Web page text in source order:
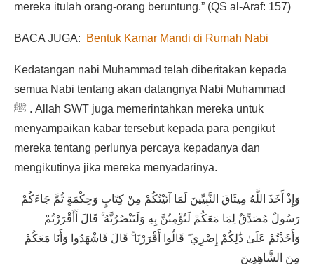
mereka itulah orang-orang beruntung.” (QS al-Araf: 157)
BACA JUGA: Bentuk Kamar Mandi di Rumah Nabi
Kedatangan nabi Muhammad telah diberitakan kepada
semua Nabi tentang akan datangnya Nabi Muhammad
ﷺ . Allah SWT juga memerintahkan mereka untuk
menyampaikan kabar tersebut kepada para pengikut
mereka tentang perlunya percaya kepadanya dan
mengikutinya jika mereka menyadarinya.
وَإِذْ أَخَذَ اللَّهُ مِيثَاقَ النَّبِيِّينَ لَمَا آتَيْتُكُمْ مِنْ كِتَابٍ وَحِكْمَةٍ ثُمَّ جَاءَكُمْ
رَسُولٌ مُصَدِّقٌ لِمَا مَعَكُمْ لَتُؤْمِنُنَّ بِهِ وَلَتَنْصُرُنَّهُ ۚ قَالَ أَأَقْرَرْتُمْ
وَأَخَذْتُمْ عَلَىٰ ذَٰلِكُمْ إِصْرِي ۖ قَالُوا أَقْرَرْنَا ۚ قَالَ فَاشْهَدُوا وَأَنَا مَعَكُمْ
مِنَ الشَّاهِدِينَ